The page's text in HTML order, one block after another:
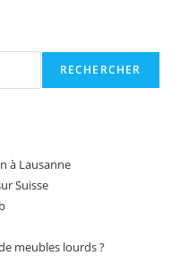
RECHERCHER
à Lausanne
Suisse
meubles lourds ?